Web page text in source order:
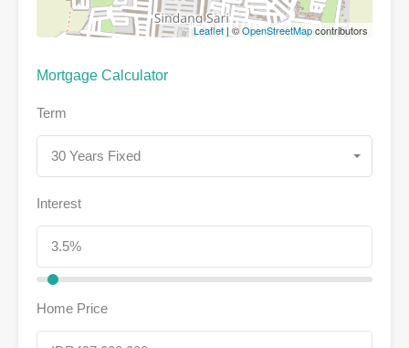
Leaflet | ©OpenStreetMapcontributors
Mortgage Calculator
Term
30 Years Fixed
Interest
Home Price